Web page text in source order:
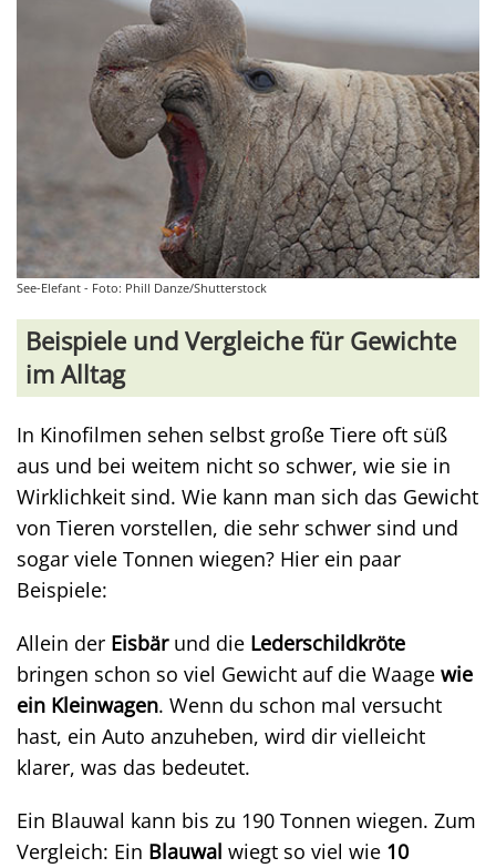
See-Elefant - Foto: Phill Danze/Shutterstock
Beispiele und Vergleiche für Gewichte
im Alltag
In Kinofilmen sehen selbst große Tiere oft süß
aus und bei weitem nicht so schwer, wie sie in
Wirklichkeit sind. Wie kann man sich das Gewicht
von Tieren vorstellen, die sehr schwer sind und
sogar viele Tonnen wiegen? Hier ein paar
Beispiele:
Allein der Eisbärund die Lederschildkröte
bringen schon so viel Gewicht auf die Waage wie
ein Kleinwagen. Wenn du schon mal versucht
hast, ein Auto anzuheben, wird dir vielleicht
klarer, was das bedeutet.
Ein Blauwal kann bis zu 190 Tonnen wiegen. Zum
Vergleich: Ein Blauwal wiegt so viel wie 10